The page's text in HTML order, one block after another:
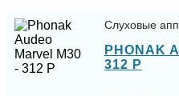
Слуховые
PHONAK
312 P